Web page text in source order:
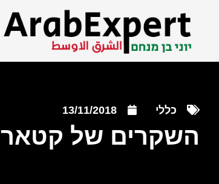
כללי 13/11/2018
השקרים של קטאר